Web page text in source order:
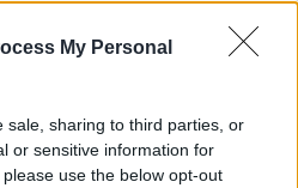
My Personal
sale, sharing to third parties, or
or sensitive information for
use the below opt-out
nagyon hatékony
Jenson Button sima
rivális csapattól.